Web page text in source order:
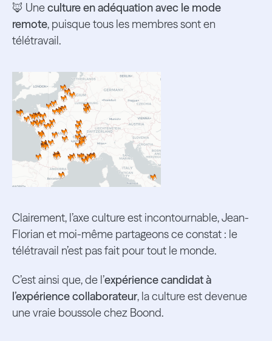
🦊 Uneculture en adéquation avec le mode
remote, puisque tous les membres sont en
télétravail.
Clairement, l’axe culture est incontournable, Jean-
Florian et moi-même partageons ce constat : le
télétravail n’est pas fait pour tout le monde.
C’est ainsi que, de l’expérience candidat à
l’expérience collaborateur, la culture est devenue
une vraie boussole chez Boond.